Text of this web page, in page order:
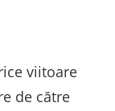
viitoare
de către